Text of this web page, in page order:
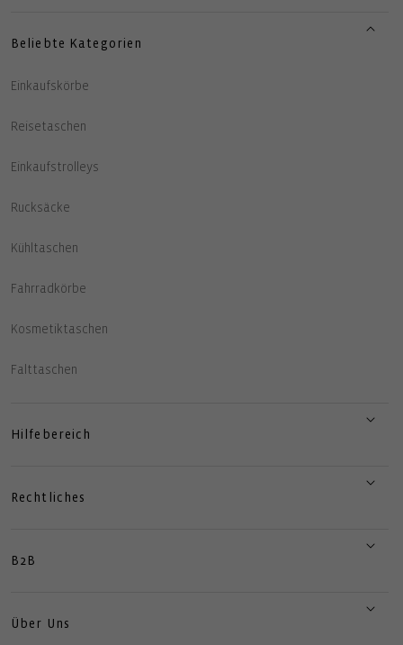
Beliebte Kategorien
Einkaufskörbe
Reisetaschen
Einkaufstrolleys
Rucksäcke
Kühltaschen
Fahrradkörbe
Kosmetiktaschen
Falttaschen
Hilfebereich
Rechtliches
B2B
Über Uns